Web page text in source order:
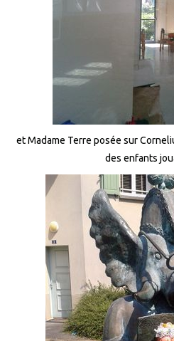
et Madame Terre posée sur
des enfants